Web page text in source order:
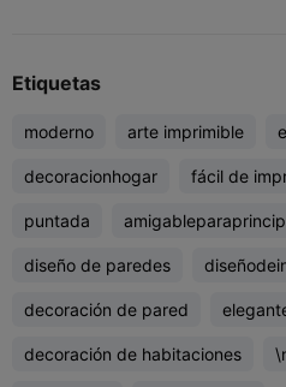
Etiquetas
moderno arte imprimible
decoracionhogar fácil de
puntada
diseño de paredes
decoración de pared
decoración de habitaciones